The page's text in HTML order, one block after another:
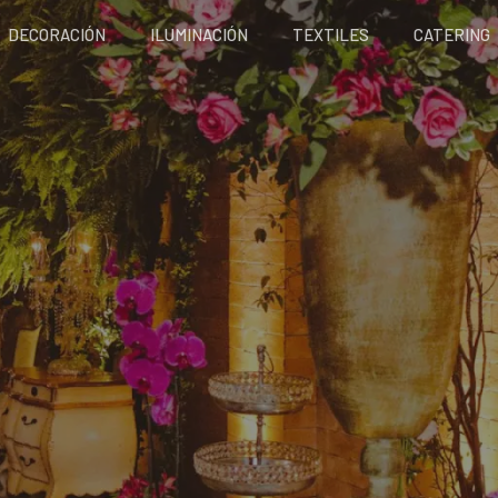
DECORACIÓN ILUMINACIÓN TEXTILES CATERING